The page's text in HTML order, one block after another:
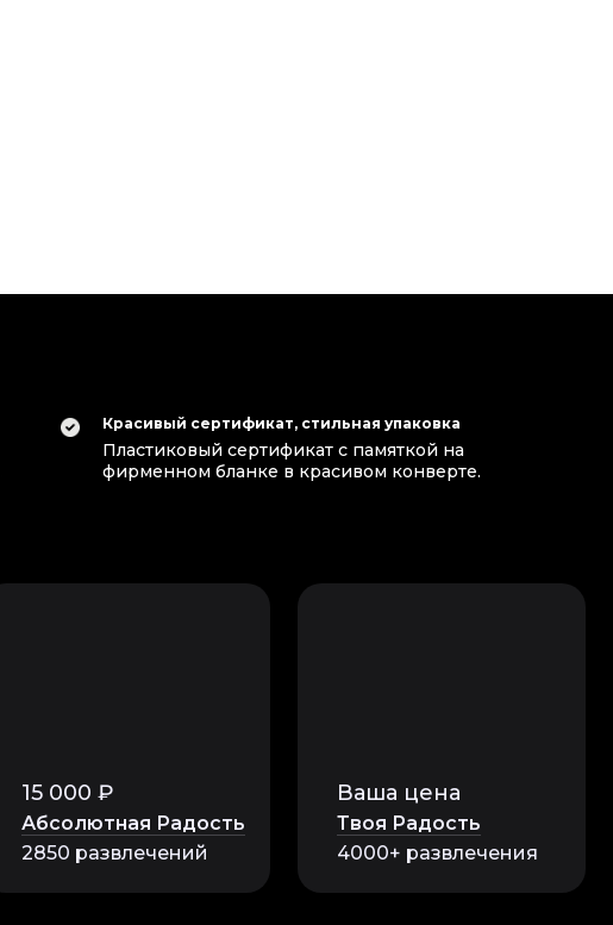
Красивый сертификат, стильная упаковка
Пластиковый сертификат с памяткой на
фирменном бланке в красивом конверте.
15 000 ₽
Абсолютная Радость
2850 развлечений
Ваша цена
Твоя Радость
4000+ развлечения